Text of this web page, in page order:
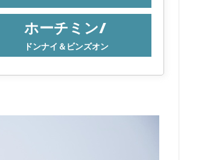
ホーチミン/
ドンナイ＆ビンズオン